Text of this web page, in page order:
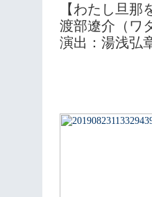
【わたし旦
渡部遼介（ワ
演出：湯浅弘